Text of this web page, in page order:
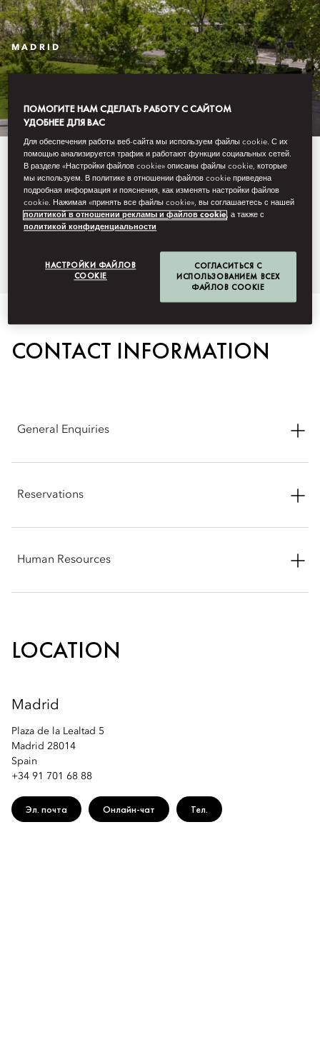
MADRID
Discover more about our central
location and how to find us with
our easy-to-use maps and
detailed directions.
CONTACT INFORMATION
General Enquiries
Reservations
Human Resources
LOCATION
Madrid
Plaza de la Lealtad 5
Madrid 28014
Spain
+34 91 701 68 88
Эл. почта Онлайн-чат Тел.
ПОМОГИТЕ НАМ СДЕЛАТЬ РАБОТУ С САЙТОМ
УДОБНЕЕ ДЛЯ ВАС
Для обеспечения работы веб-сайта мы используем файлы cookie. С их
помощью анализируется трафик и работают функции социальных сетей.
В разделе «Настройки файлов cookie» описаны файлы cookie, которые
мы используем. В политике в отношении файлов cookie приведена
подробная информация и пояснения, как изменять настройки файлов
cookie. Нажимая «принять все файлы cookie», вы соглашаетесь с нашей
политикой в отношении рекламы и файлов cookie, а также с
политикой конфиденциальности
НАСТРОЙКИ ФАЙЛОВ
COOKIE
СОГЛАСИТЬСЯ С
ИСПОЛЬЗОВАНИЕМ ВСЕХ
ФАЙЛОВ COOKIE